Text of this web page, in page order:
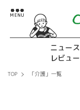
ニュース
レビュー
TOP 「介護」一覧